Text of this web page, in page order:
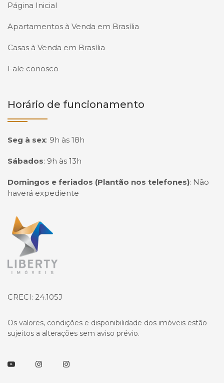
Página Inicial
Apartamentos à Venda em Brasília
Casas à Venda em Brasília
Fale conosco
Horário de funcionamento
Seg à sex: 9h às 18h
Sábados: 9h às 13h
Domingos e feriados (Plantão nos telefones): Não
haverá expediente
Página inicial
CRECI: 24.105J
Os valores, condições e disponibilidade dos imóveis estão
sujeitos a alterações sem aviso prévio.
YoutubeInstagramInstagram